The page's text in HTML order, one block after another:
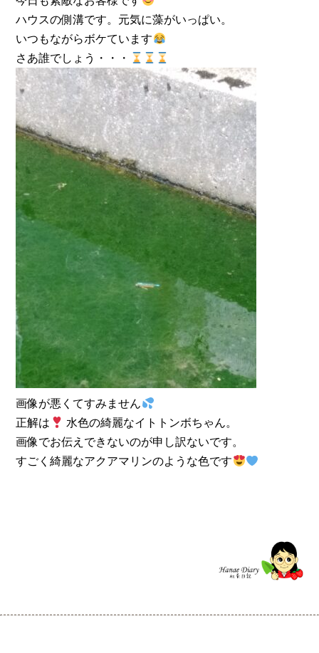
ハウスの側溝です。元気に藻がいっぱい。
いつもながらボケています
さあ誰でしょう・・・
画像が悪くてすみません
正解は
水色の綺麗なイトトンボちゃん。
画像でお伝えできないのが申し訳ないです。
すごく綺麗なアクアマリンのような色です